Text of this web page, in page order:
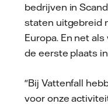
bedrijven in
staten uitgebreid
Europa. En net
de eerste plaats
"Bij Vattenfall
voor onze